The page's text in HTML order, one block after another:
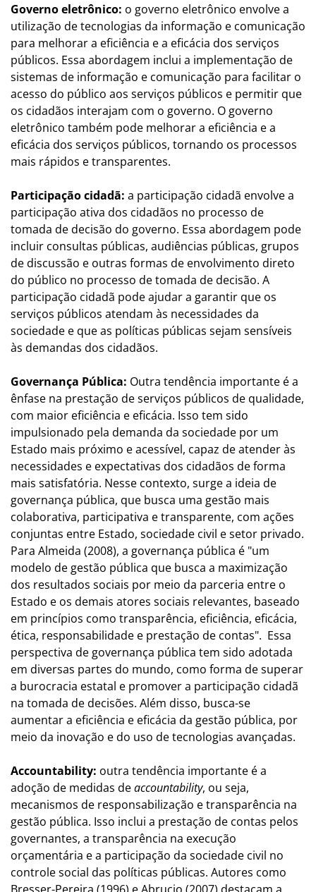
Governo eletrônico: o governo eletrônico envolve a
utilização de tecnologias da informação e comunicação
para melhorar a eficiência e a eficácia dos serviços
públicos. Essa abordagem inclui a implementação de
sistemas de informação e comunicação para facilitar o
acesso do público aos serviços públicos e permitir que
os cidadãos interajam com o governo. O governo
eletrônico também pode melhorar a eficiência e a
eficácia dos serviços públicos, tornando os processos
mais rápidos e transparentes.
Participação cidadã: a participação cidadã envolve a
participação ativa dos cidadãos no processo de
tomada de decisão do governo. Essa abordagem pode
incluir consultas públicas, audiências públicas, grupos
de discussão e outras formas de envolvimento direto
do público no processo de tomada de decisão. A
participação cidadã pode ajudar a garantir que os
serviços públicos atendam às necessidades da
sociedade e que as políticas públicas sejam sensíveis
às demandas dos cidadãos.
Governança Pública: Outra tendência importante é a
ênfase na prestação de serviços públicos de qualidade,
com maior eficiência e eficácia. Isso tem sido
impulsionado pela demanda da sociedade por um
Estado mais próximo e acessível, capaz de atender às
necessidades e expectativas dos cidadãos de forma
mais satisfatória. Nesse contexto, surge a ideia de
governança pública, que busca uma gestão mais
colaborativa, participativa e transparente, com ações
conjuntas entre Estado, sociedade civil e setor privado.
Para Almeida (2008), a governança pública é "um
modelo de gestão pública que busca a maximização
dos resultados sociais por meio da parceria entre o
Estado e os demais atores sociais relevantes, baseado
em princípios como transparência, eficiência, eficácia,
ética, responsabilidade e prestação de contas". Essa
perspectiva de governança pública tem sido adotada
em diversas partes do mundo, como forma de superar
a burocracia estatal e promover a participação cidadã
na tomada de decisões. Além disso, busca-se
aumentar a eficiência e eficácia da gestão pública, por
meio da inovação e do uso de tecnologias avançadas.
Accountability: outra tendência importante é a
adoção de medidas deaccountability, ou seja,
mecanismos de responsabilização e transparência na
gestão pública. Isso inclui a prestação de contas pelos
governantes, a transparência na execução
orçamentária e a participação da sociedade civil no
controle social das políticas públicas. Autores como